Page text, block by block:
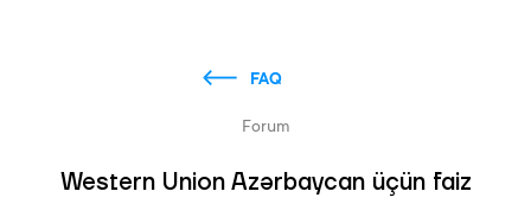
FAQ
Forum
Western Union Azərbaycan üçün faiz